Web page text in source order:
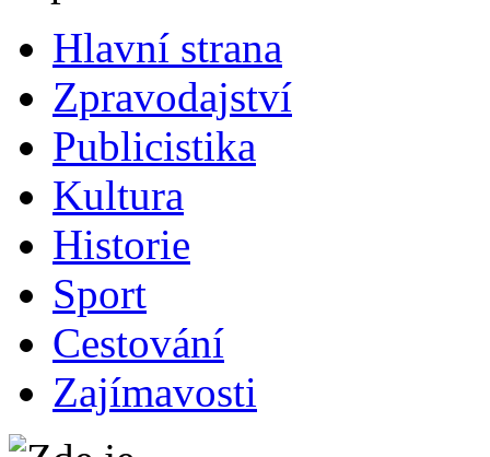
Hlavní strana
Zpravodajství
Publicistika
Kultura
Historie
Sport
Cestování
Zajímavosti